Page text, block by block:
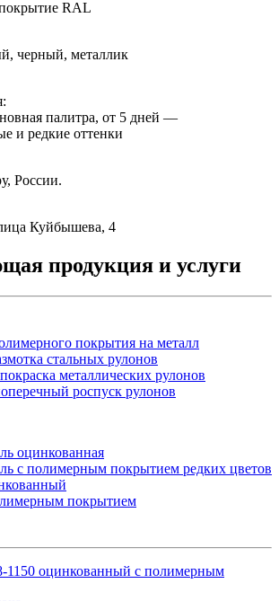
RAL
черный, металлик
палитра, от 5 дней —
и редкие оттенки
России.
Куйбышева, 4
продукция и услуги
покрытия на металл
стальных рулонов
металлических рулонов
роспуск рулонов
оцинкованная
с полимерным покрытием редких цветов
покрытием
1150 оцинкованный с полимерным